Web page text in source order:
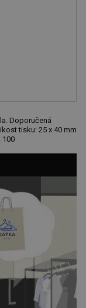
Doporučená
tisku: 25 x 40 mm
100